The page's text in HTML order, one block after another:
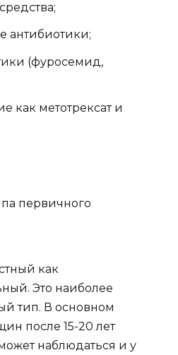
антибиотики;
(фуросемид,
как метотрексат и
первичного
как
Это наиболее
тип. В основном
после 15-20 лет
наблюдаться и у